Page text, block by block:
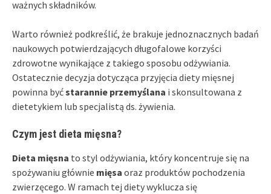
ważnych składników.
Warto również podkreślić, że brakuje jednoznacznych badań
naukowych potwierdzających długofalowe korzyści
zdrowotne wynikające z takiego sposobu odżywiania.
Ostatecznie decyzja dotycząca przyjęcia diety mięsnej
powinna byćstarannie przemyślana i skonsultowana z
dietetykiem lub specjalistą ds. żywienia.
Czym jest dieta mięsna?
Dieta mięsna to styl odżywiania, który koncentruje się na
spożywaniu głównie mięsa oraz produktów pochodzenia
zwierzęcego. W ramach tej diety wyklucza się